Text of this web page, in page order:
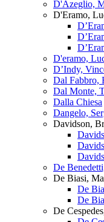
D'Azeglio,
D'Eramo,
D'eramo,
D’Indy,
Dal Fabbro,
Dal Monte,
Dalla Chiesa
Dangelo,
Davidson,
De
De Biasi,
De
De
De